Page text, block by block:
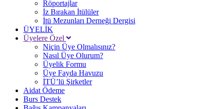
Röportajlar
İz Bırakan İtülüler
İtü Mezunları Derneği Dergisi
ÜYELİK
Üyelere Özel
Niçin Üye Olmalısınız?
Nasıl Üye Olurum?
Üyelik Formu
Üye Fayda Havuzu
İTÜ’lü Şirketler
Aidat Ödeme
Burs Destek